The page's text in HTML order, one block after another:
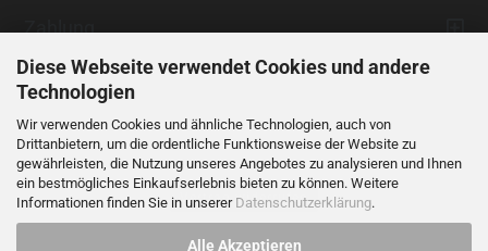
Diese Webseite verwendet Cookies und andere
Technologien
Wir verwenden Cookies und ähnliche Technologien, auch von
Drittanbietern, um die ordentliche Funktionsweise der Website zu
gewährleisten, die Nutzung unseres Angebotes zu analysieren und Ihnen
ein bestmögliches Einkaufserlebnis bieten zu können. Weitere
Informationen finden Sie in unserer Datenschutzerklärung.
Alle Akzeptieren
Zahlung
Vertrag widerrufen